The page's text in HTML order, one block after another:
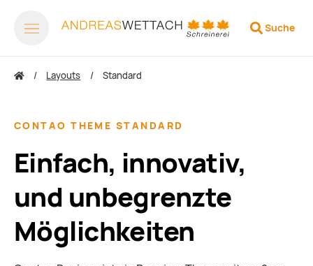
Suche
Layouts Standard
CONTAO THEME STANDARD
Einfach, innovativ,
und unbegrenzte
Möglichkeiten